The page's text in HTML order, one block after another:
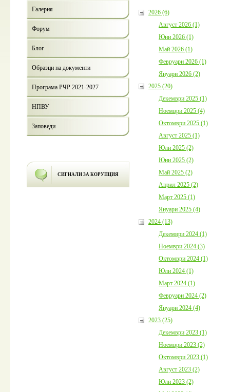
Галерия
Форум
Блог
Образци на документи
Програма РЧР 2021-2027
НПВУ
Заповеди
СИГНАЛИ ЗА КОРУПЦИЯ
2026 (6)
Август 2026 (1)
Юни 2026 (1)
Май 2026 (1)
Февруари 2026 (1)
Януари 2026 (2)
2025 (20)
Декември 2025 (1)
Ноември 2025 (4)
Октомври 2025 (1)
Август 2025 (1)
Юли 2025 (2)
Юни 2025 (2)
Май 2025 (2)
Април 2025 (2)
Март 2025 (1)
Януари 2025 (4)
2024 (13)
Декември 2024 (1)
Ноември 2024 (3)
Октомври 2024 (1)
Юли 2024 (1)
Март 2024 (1)
Февруари 2024 (2)
Януари 2024 (4)
2023 (25)
Декември 2023 (1)
Ноември 2023 (2)
Октомври 2023 (1)
Август 2023 (2)
Юли 2023 (2)